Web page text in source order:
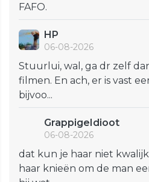
FAFO.
HP
06-08-2026
Stuurlui, wal, ga dr zelf
filmen. En ach, er is vast
bijvoo...
GrappigeIdioot
06-08-2026
dat kun je haar niet
haar knieën om de man